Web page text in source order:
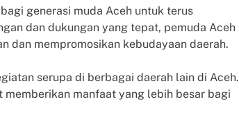
generasi muda Aceh untuk terus
dan dukungan yang tepat, pemuda Aceh
dan mempromosikan kebudayaan daerah.
serupa di berbagai daerah lain di Aceh.
manfaat yang lebih besar bagi